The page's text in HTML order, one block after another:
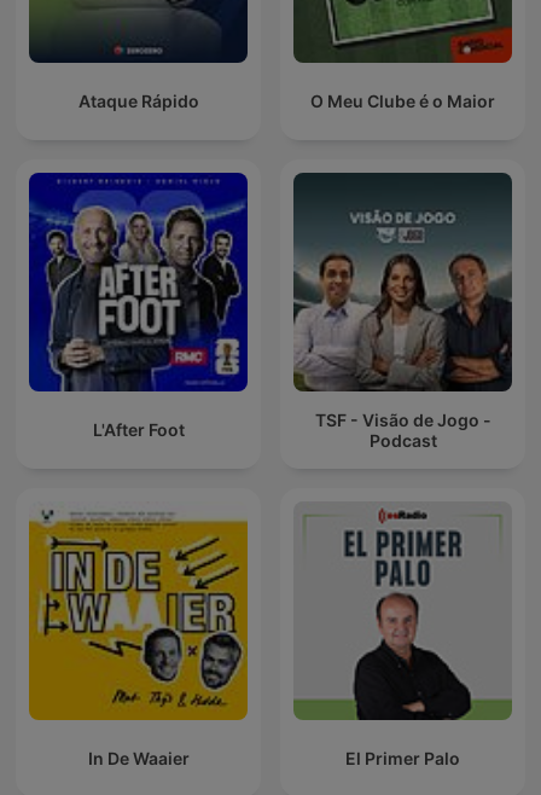
Ataque Rápido O Meu Clube é o Maior
L'After Foot
TSF - Visão de Jogo -
Podcast
In De Waaier El Primer Palo